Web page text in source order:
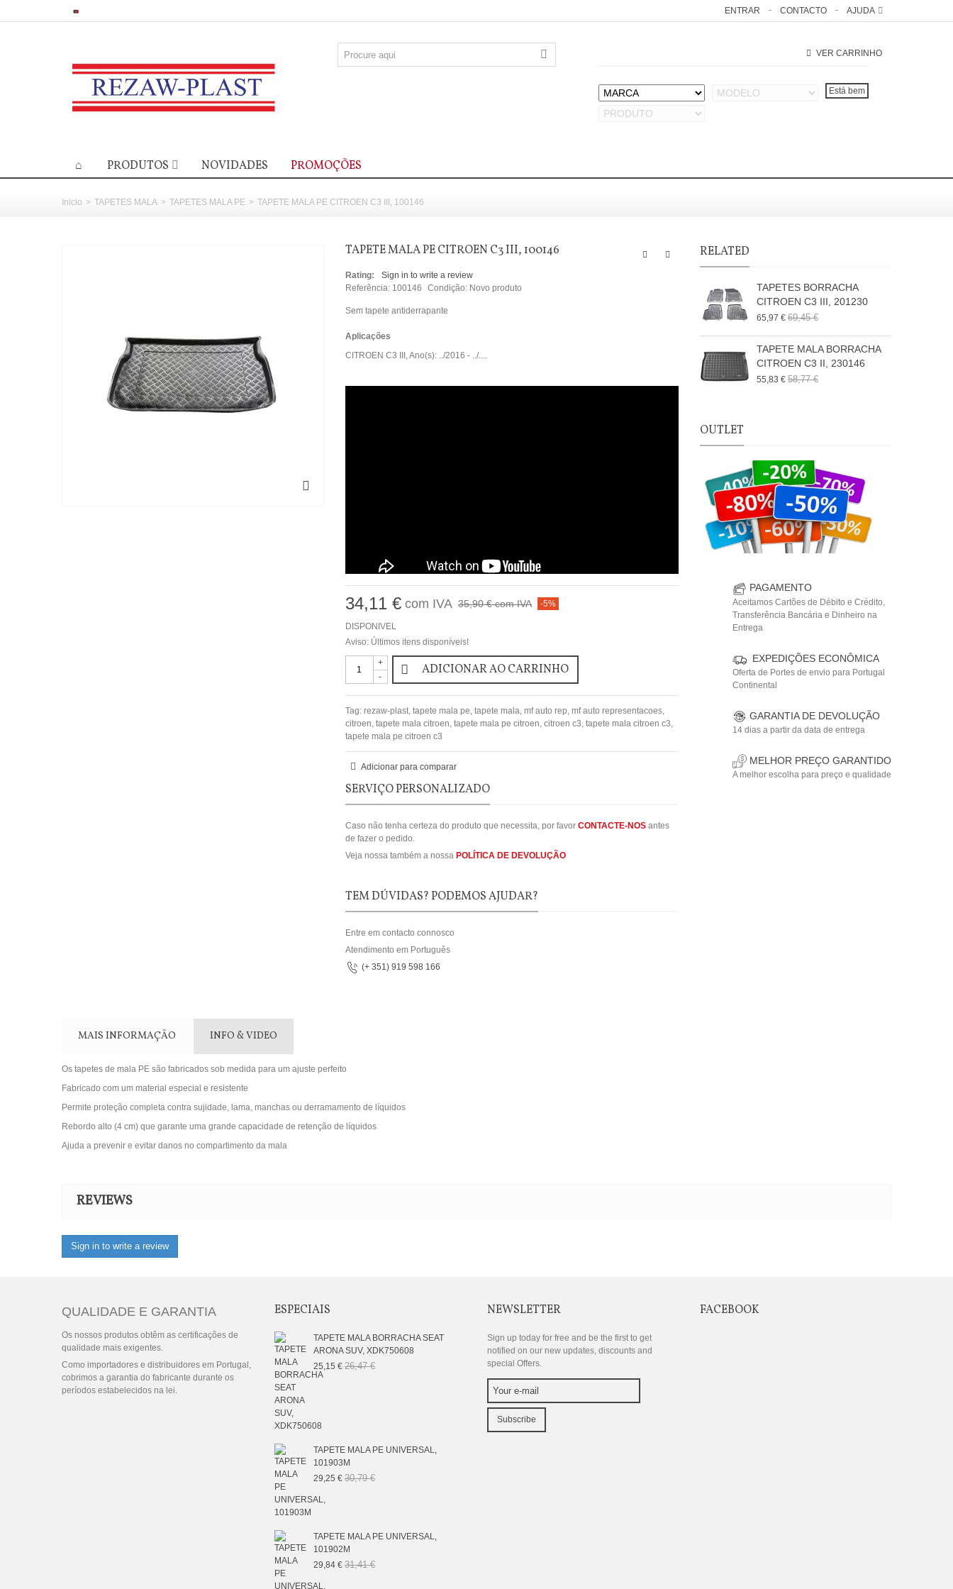
AJUDA
CONTACTO
ENTRAR
VER CARRINHO
PRODUTOS NOVIDADES PROMOÇÕES
Inicio > TAPETES MALA > TAPETES MALA PE > TAPETE MALA PE CITROEN C3 III, 100146
TAPETE MALA PE CITROEN C3 III, 100146
Rating:
Sign in to write a review
Referência: 100146 Condição: Novo produto
Sem tapete antiderrapante
Aplicações
CITROEN C3 III, Ano(s): ../2016 - ../....
34,11 €com IVA 35,90 €com IVA -5%
DISPONIVEL
Aviso: Últimos itens disponíveis!
-
+ ADICIONAR AO CARRINHO
Tag: rezaw-plast, tapete mala pe tapete mala mf auto rep mf auto representacoes,
citroen tapete mala citroen tapete mala pe citroen citroen c3 tapete mala citroen c3
tapete mala pe citroen c3
Adicionar para comparar
SERVIÇO PERSONALIZADO
Caso não tenha certeza do produto que necessita, por favor CONTACTE-NOSantes
de fazer o pedido.
Veja nossa também a nossa POLÍTICA DE DEVOLUÇÃO
TEM DÚVIDAS? PODEMOS AJUDAR?
Entre em contacto connosco
Atendimento em Português
(+ 351) 919 598 166
RELATED
TAPETES BORRACHA
CITROEN C3 III, 201230
65,97 € 69,45 €
TAPETE MALA BORRACHA
CITROEN C3 II, 230146
55,83 € 58,77 €
OUTLET
PAGAMENTO
Aceitamos Cartões de Débito e Crédito,
Transferência Bancária e Dinheiro na
Entrega
EXPEDIÇÕES ECONÔMICA
Oferta de Portes de envio para Portugal
Continental
GARANTIA DE DEVOLUÇÃO
14 dias a partir da data de entrega
MELHOR PREÇO GARANTIDO
A melhor escolha para preço e qualidade
MAIS INFORMAÇÃO INFO & VIDEO
Os tapetes de mala PE são fabricados sob medida para um ajuste perfeito
Fabricado com um material especial e resistente
Permite proteção completa contra sujidade, lama, manchas ou derramamento de líquidos
Rebordo alto (4 cm) que garante uma grande capacidade de retenção de líquidos
Ajuda a prevenir e evitar danos no compartimento da mala
REVIEWS
Sign in to write a review
QUALIDADE E GARANTIA
Os nossos produtos obtêm as certificações de
qualidade mais exigentes.
Como importadores e distribuidores em Portugal,
cobrimos a garantia do fabricante durante os
períodos estabelecidos na lei.
ESPECIAIS
TAPETE MALA BORRACHA SEAT
ARONA SUV, XDK750608
25,15 € 26,47 €
TAPETE MALA PE UNIVERSAL,
101903M
29,25 € 30,79 €
TAPETE MALA PE UNIVERSAL,
101902M
29,84 € 31,41 €
NEWSLETTER
Sign up today for free and be the first to get
notified on our new updates, discounts and
special Offers.
Subscribe
FACEBOOK